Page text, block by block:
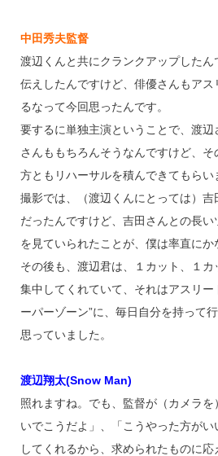
中田秀夫監督
渡辺くんと共にクランクアップした
伝えしたんですけど、俳優さんもア
るなって今回思ったんです。
要するに単独主演ということで、渡辺
さんももちろんそうなんですけど、
方ともリハーサルを積んできてもらい
撮影では、（渡辺くんにとっては）
だったんですけど、吉田さんとの長
を見ていられたことが、僕は率直にか
その後も、渡辺君は、１カット、１
集中してくれていて、それはアスリー
ーパーゾーン”に、毎日自分を持って
思っていました。
渡辺翔太(Snow Man)
照れますね。でも、監督が（カメラ
いでこうだよ」、「こうやった方が
してくれるから、求められたものに